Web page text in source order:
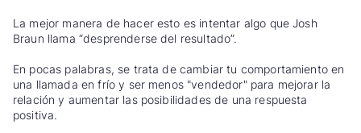
La mejor manera de hacer esto es intentar algo que Josh
Braun llama “desprenderse del resultado”.
En pocas palabras, se trata de cambiar tu comportamiento en
una llamada en frío y ser menos "vendedor" para mejorar la
relación y aumentar las posibilidades de una respuesta
positiva.